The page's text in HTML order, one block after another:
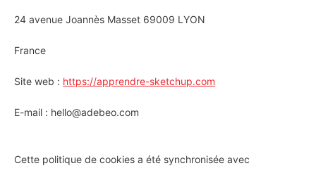
24 avenue Joannès Masset 69009 LYON
France
Site web : https://apprendre-sketchup.com
E-mail : hello@adebeo.com
Cette politique de cookies a été synchronisée avec